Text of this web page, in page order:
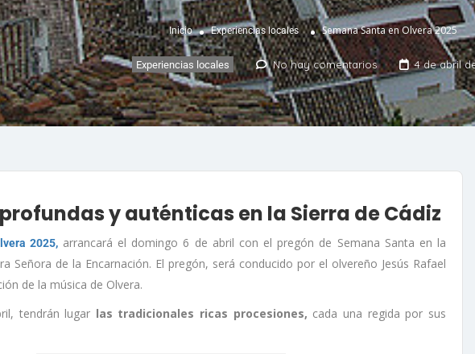
Inicio Experiencias locales Semana Santa en Olvera 2025
Experiencias locales No hay comentarios 4 de abril
y auténticas en la Sierra de Cádiz
2025,arrancará el domingo 6 de abril con el pregón de Semana Santa en la
Señora de la Encarnación. El pregón, será conducido por el olvereño Jesús Rafael
de la música de Olvera.
tendrán lugar las tradicionales ricas procesiones, cada una regida por sus